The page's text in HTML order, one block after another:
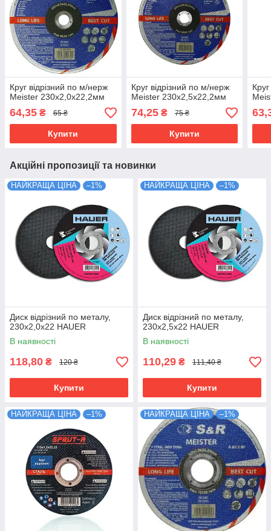
Круг відрізний по м/нерж
Meister 230х2,0х22,2мм
64,35 ₴ 65 ₴
Купити
Круг відрізний по м/нерж
Meister 230х2,5х22,2мм
74,25₴ 75 ₴
Купити
Акційні пропозиції та новинки
НАЙКРАЩА ЦІНА –1%
Диск відрізний по металу,
230х2,0х22 HAUER
В наявності
118,80 ₴ 120 ₴
Купити
НАЙКРАЩА ЦІНА –1%
Диск відрізний по металу,
230х2,5х22 HAUER
В наявності
110,29 ₴ 111,40 ₴
Купити
НАЙКРАЩА ЦІНА –1% НАЙКРАЩА ЦІНА –1%